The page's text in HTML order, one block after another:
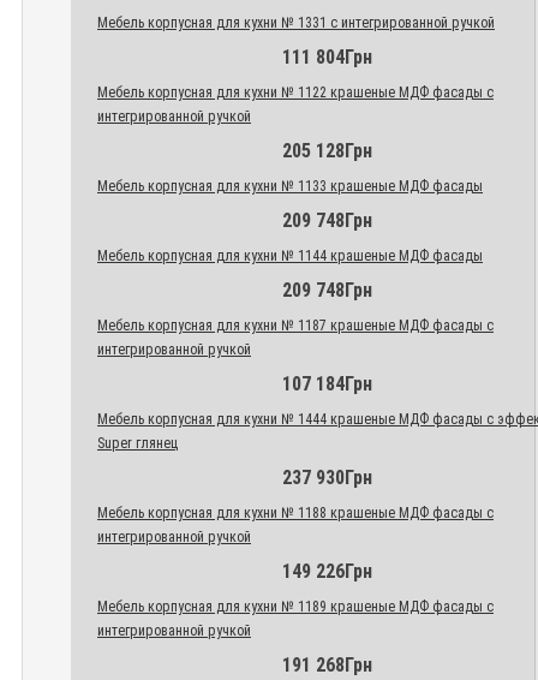
Мебель корпусная для кухни № 1331 с интегрированной ручкой
111 804Грн
Мебель корпусная для кухни № 1122 крашеные МДФ фасады с
интегрированной ручкой
205 128Грн
Мебель корпусная для кухни № 1133 крашеные МДФ фасады
209 748Грн
Мебель корпусная для кухни № 1144 крашеные МДФ фасады
209 748Грн
Мебель корпусная для кухни № 1187 крашеные МДФ фасады с
интегрированной ручкой
107 184Грн
Мебель корпусная для кухни № 1444 крашеные МДФ фасады с
Super глянец
237 930Грн
Мебель корпусная для кухни № 1188 крашеные МДФ фасады с
интегрированной ручкой
149 226Грн
Мебель корпусная для кухни № 1189 крашеные МДФ фасады с
интегрированной ручкой
191 268Грн